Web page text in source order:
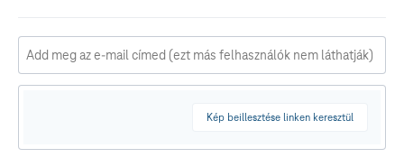
Kép beillesztése linken keresztül